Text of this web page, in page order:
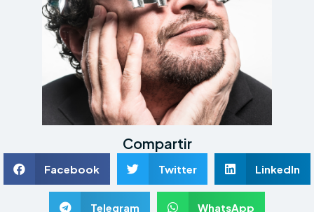
Compartir
Facebook Twitter LinkedIn
Telegram WhatsApp